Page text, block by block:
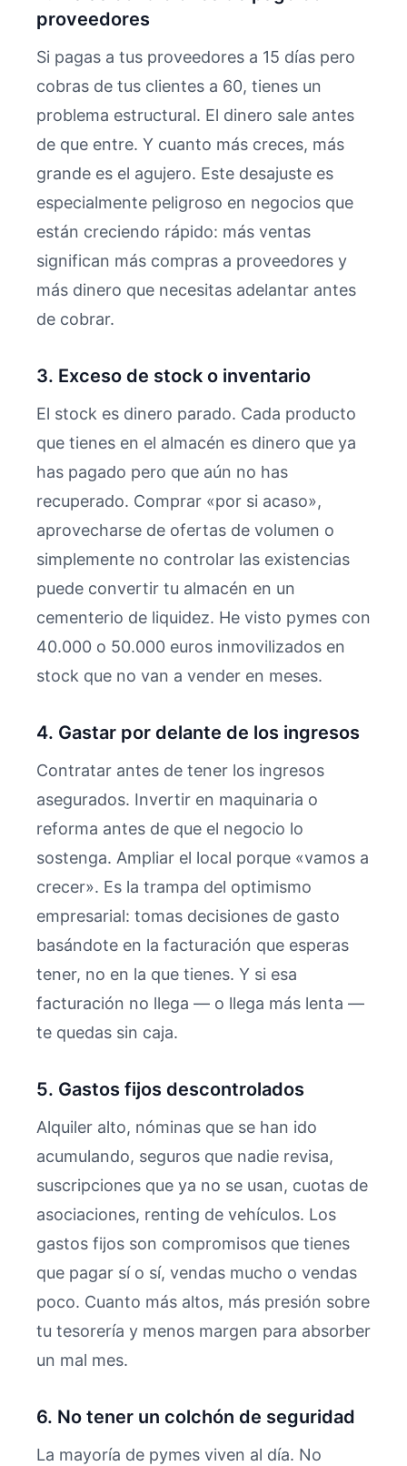
proveedores
Si pagas a tus proveedores a 15 días pero
cobras de tus clientes a 60, tienes un
problema estructural. El dinero sale antes
de que entre. Y cuanto más creces, más
grande es el agujero. Este desajuste es
especialmente peligroso en negocios que
están creciendo rápido: más ventas
significan más compras a proveedores y
más dinero que necesitas adelantar antes
de cobrar.
3. Exceso de stock o inventario
El stock es dinero parado. Cada producto
que tienes en el almacén es dinero que ya
has pagado pero que aún no has
recuperado. Comprar «por si acaso»,
aprovecharse de ofertas de volumen o
simplemente no controlar las existencias
puede convertir tu almacén en un
cementerio de liquidez. He visto pymes con
40.000 o 50.000 euros inmovilizados en
stock que no van a vender en meses.
4. Gastar por delante de los ingresos
Contratar antes de tener los ingresos
asegurados. Invertir en maquinaria o
reforma antes de que el negocio lo
sostenga. Ampliar el local porque «vamos a
crecer». Es la trampa del optimismo
empresarial: tomas decisiones de gasto
basándote en la facturación que esperas
tener, no en la que tienes. Y si esa
facturación no llega — o llega más lenta —
te quedas sin caja.
5. Gastos fijos descontrolados
Alquiler alto, nóminas que se han ido
acumulando, seguros que nadie revisa,
suscripciones que ya no se usan, cuotas de
asociaciones, renting de vehículos. Los
gastos fijos son compromisos que tienes
que pagar sí o sí, vendas mucho o vendas
poco. Cuanto más altos, más presión sobre
tu tesorería y menos margen para absorber
un mal mes.
6. No tener un colchón de seguridad
La mayoría de pymes viven al día. No